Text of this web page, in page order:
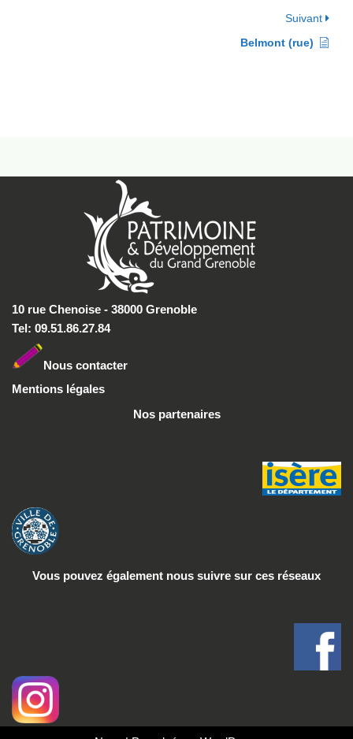
Suivant
Belmont (rue)
10 rue Chenoise - 38000 Grenoble
Tel: 09.51.86.27.84
Nous contacter
Mentions légales
Nos partenaires
Vous pouvez également nous suivre sur ces réseaux